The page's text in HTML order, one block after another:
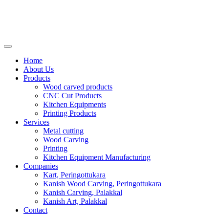
Home
About Us
Products
Wood carved products
CNC Cut Products
Kitchen Equipments
Printing Products
Services
Metal cutting
Wood Carving
Printing
Kitchen Equipment Manufacturing
Companies
Kart, Peringottukara
Kanish Wood Carving, Peringottukara
Kanish Carving, Palakkal
Kanish Art, Palakkal
Contact